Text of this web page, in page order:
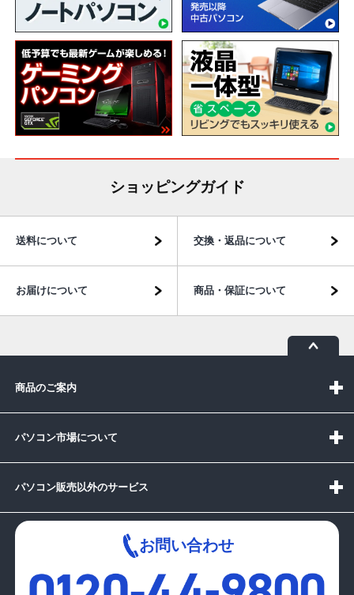
ショッピングガイド
送料について 交換・返品について
お届けについて 商品・保証について
商品のご案内
パソコン市場について
パソコン販売以外のサービス
お問い合わせ